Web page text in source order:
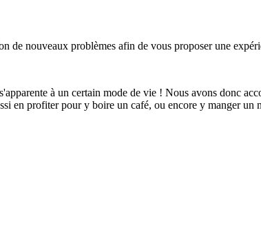
de nouveaux problèmes afin de vous proposer une
à un certain mode de vie ! Nous avons donc
en profiter pour y boire un café, ou encore y manger